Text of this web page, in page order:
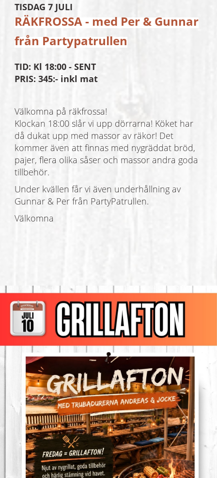
TISDAG 7 JULI
RÄKFROSSA - med Per & Gunnar
från Partypatrullen
TID: Kl 18:00 - SENT
PRIS: 345:- inkl mat
Välkomna på räkfrossa!
Klockan 18:00 slår vi upp dörrarna! Köket har
då dukat upp med massor av räkor! Det
kommer även att finnas med nygräddat bröd,
pajer, flera olika såser och massor andra goda
tillbehör.
Under kvällen får vi även underhållning av
Gunnar & Per från PartyPatrullen.
Välkomna